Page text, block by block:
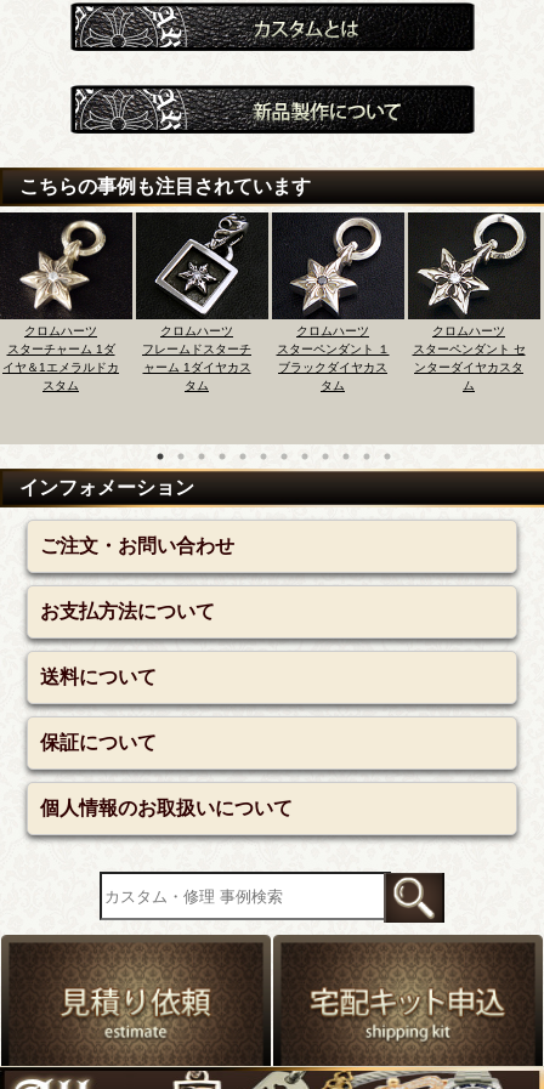
こちらの事例も注目されています
ダ
カ
クロムハーツ
フレームドスターチ
ャーム 1ダイヤカス
クロムハーツ
スターペンダント １
ブラックダイヤカス
クロムハーツ
スターペンダント セ
ンターダイヤカスタ
クロムハーツ
スタースタッド
ス センターダイ
インフォメーション
ご注文・お問い合わせ
お支払方法について
送料について
保証について
個人情報のお取扱いについて